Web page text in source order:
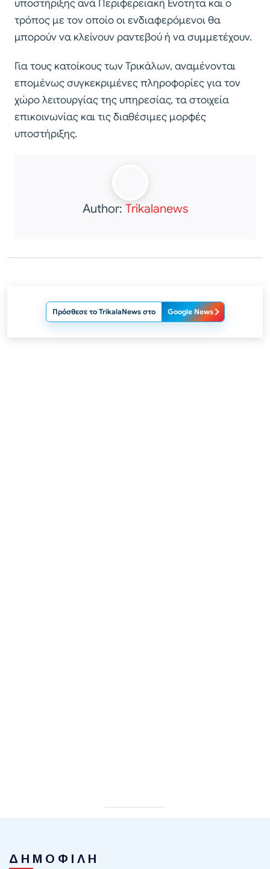
υποστήριξης ανά Περιφερειακή Ενότητα και ο
τρόπος με τον οποίο οι ενδιαφερόμενοι θα
μπορούν να κλείνουν ραντεβού ή να συμμετέχουν.
Για τους κατοίκους των Τρικάλων, αναμένονται
επομένως συγκεκριμένες πληροφορίες για τον
χώρο λειτουργίας της υπηρεσίας, τα στοιχεία
επικοινωνίας και τις διαθέσιμες μορφές
υποστήριξης.
Author: Trikalanews
Πρόσθεσε το TrikalaNews στο Google News
ΔΗΜΟΦΙΛΗ